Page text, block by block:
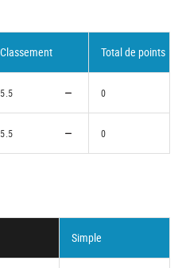
Classement Total de points
5.5 0
5.5 0
Simple